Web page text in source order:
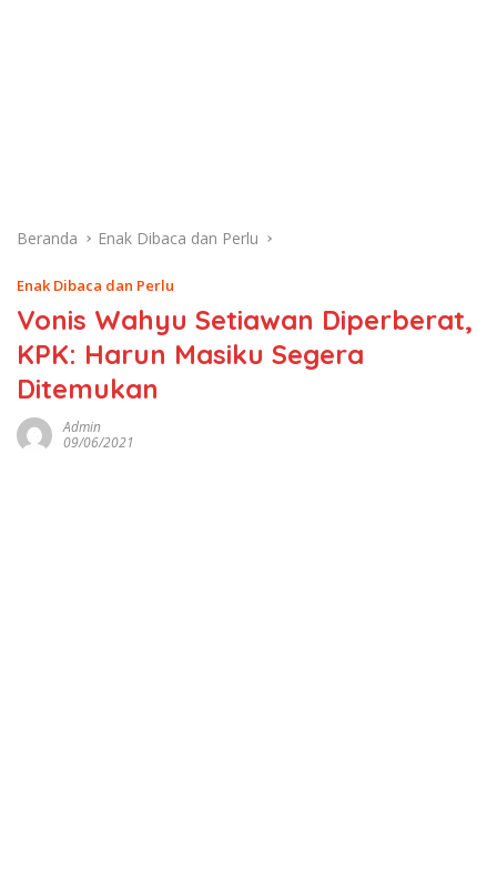
Beranda Enak Dibaca dan Perlu
Enak Dibaca dan Perlu
Vonis Wahyu Setiawan Diperberat,
KPK: Harun Masiku Segera
Ditemukan
Admin
09/06/2021